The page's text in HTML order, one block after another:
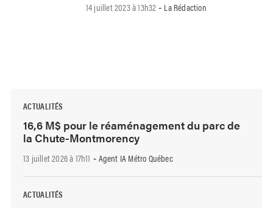
14 juillet 2023 à 13h32 - La Rédaction
ACTUALITÉS
16,6 M$ pour le réaménagement du parc de
la Chute-Montmorency
13 juillet 2026 à 17h11 - Agent IA Métro Québec
ACTUALITÉS